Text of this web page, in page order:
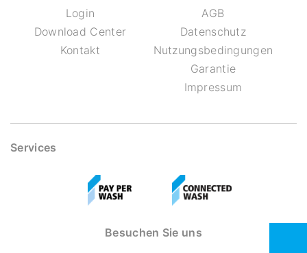
Login
Download Center
Kontakt
AGB
Datenschutz
Nutzungsbedingungen
Garantie
Impressum
Services
Besuchen Sie uns